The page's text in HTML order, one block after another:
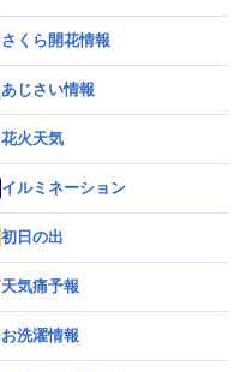
さくら開花情報
あじさい情報
花火天気
イルミネーション
初日の出
天気痛予報
お洗濯情報